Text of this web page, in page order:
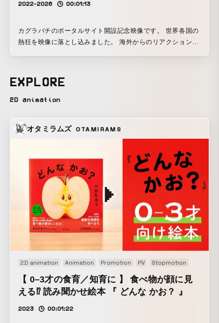
2022-2026 00:01:13
カグラバチのポータルサイト開設記念映像です。 世界各国の
熱狂を映像に落とし込みました。 海外からのリアクションも
EXPLORE
2D animation
オタミラムズ OTAMIRAMS
2D animation Animation Promotion PV Stopmotion
【 0–3才の食育／知育に 】 食べ物が顔に見
える⁉︎ 読み聞かせ絵本 『 どんな かお？ 』
2023 00:01:22